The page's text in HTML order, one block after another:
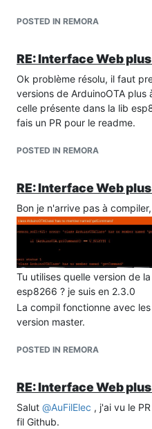
POSTED IN REMORA
RE: Interface Web
Ok problème résolu, il faut
versions de ArduinoOTA plus
celle présente dans la lib
fais un PR pour le readme.
POSTED IN REMORA
RE: Interface Web
Bon je n'arrive pas à compiler,
Tu utilises quelle version de
esp8266 ? je suis en 2.3.0
La compil fonctionne avec
version master.
POSTED IN REMORA
RE: Interface Web
Salut @AuFilElec , j'ai vu le
fil Github.